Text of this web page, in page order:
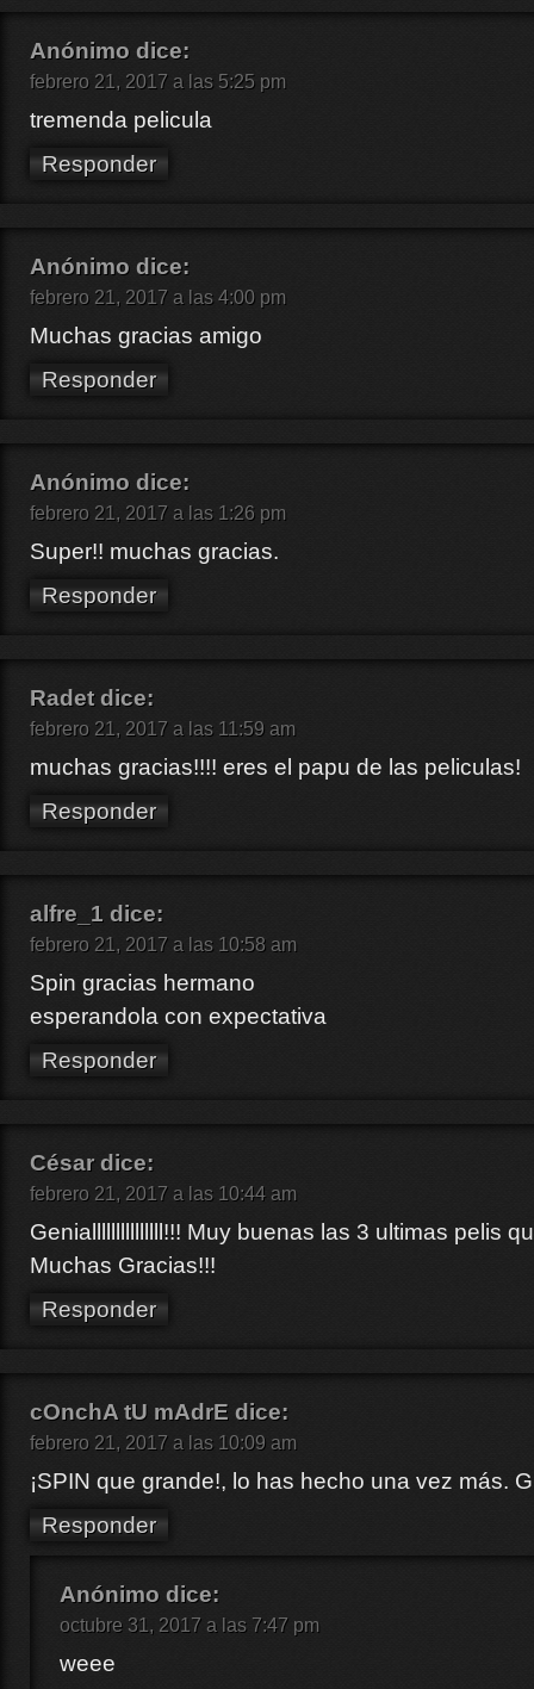
Anónimo dice:
febrero 21, 2017 a las 5:25 pm
tremenda pelicula
Responder
Anónimo dice:
febrero 21, 2017 a las 4:00 pm
Muchas gracias amigo
Responder
Anónimo dice:
febrero 21, 2017 a las 1:26 pm
Super!! muchas gracias.
Responder
Radet dice:
febrero 21, 2017 a las 11:59 am
muchas gracias!!!! eres el papu de las peliculas!
Responder
alfre_1 dice:
febrero 21, 2017 a las 10:58 am
Spin gracias hermano
esperandola con expectativa
Responder
César dice:
febrero 21, 2017 a las 10:44 am
Genialllllllllllllll!!! Muy buenas las 3 ultimas pelis
Muchas Gracias!!!
Responder
cOnchA tU mAdrE dice:
febrero 21, 2017 a las 10:09 am
¡SPIN que grande!, lo has hecho una vez más.
Responder
Anónimo dice:
octubre 31, 2017 a las 7:47 pm
weee